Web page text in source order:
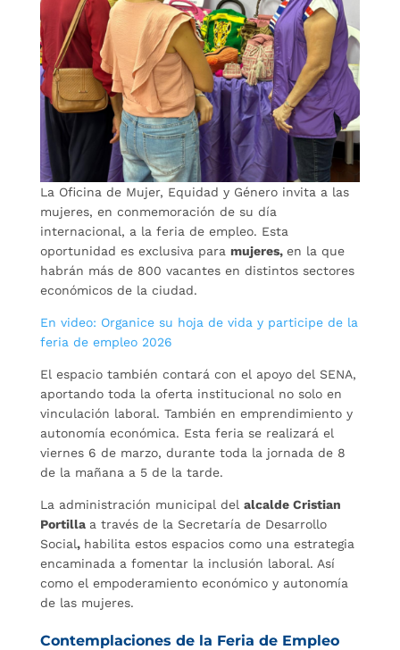
La Oficina de Mujer, Equidad y Género invita a las
mujeres, en conmemoración de su día
internacional, a la feria de empleo. Esta
oportunidad es exclusiva para mujeres, en la que
habrán más de 800 vacantes en distintos sectores
económicos de la ciudad.
En video: Organice su hoja de vida y participe de la
feria de empleo 2026
El espacio también contará con el apoyo del SENA,
aportando toda la oferta institucional no solo en
vinculación laboral. También en emprendimiento y
autonomía económica. Esta feria se realizará el
viernes 6 de marzo, durante toda la jornada de 8
de la mañana a 5 de la tarde.
La administración municipal del alcalde Cristian
Portilla a través de la Secretaría de Desarrollo
Social, habilita estos espacios como una estrategia
encaminada a fomentar la inclusión laboral. Así
como el empoderamiento económico y autonomía
de las mujeres.
Contemplaciones de la Feria de Empleo